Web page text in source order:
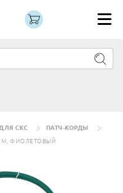
СКС
ПАТЧ-КОРДЫ
М, ФИОЛЕТОВЫЙ